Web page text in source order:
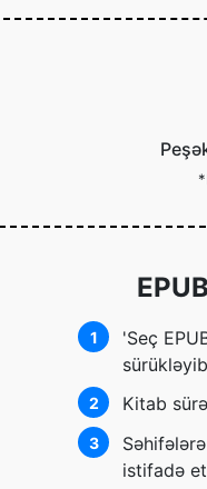
1
'Seç
2 Kitab
3
istifadə et